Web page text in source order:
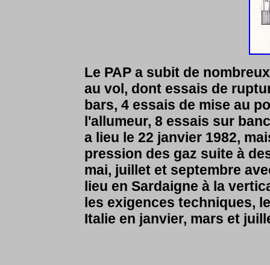
Le PAP a subit de
au vol, dont essais de
bars, 4 essais de mise au
l'allumeur, 8 essais sur
a lieu le 22 janvier 1982,
pression des gaz suite à
mai, juillet et septembre
lieu en Sardaigne à la
les exigences techniques,
Italie en janvier, mars et